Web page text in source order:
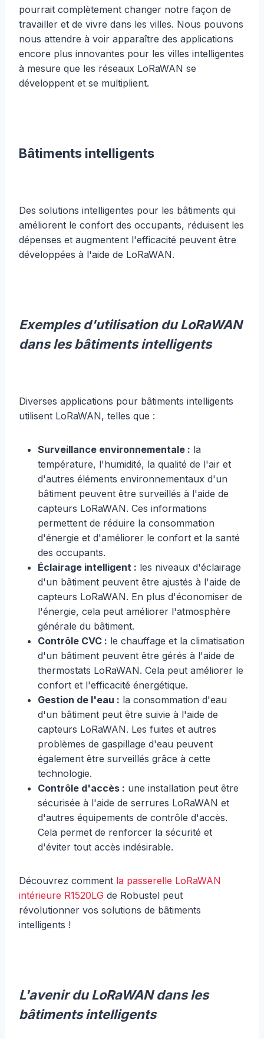
pourrait complètement changer notre façon de
travailler et de vivre dans les villes. Nous pouvons
nous attendre à voir apparaître des applications
encore plus innovantes pour les villes intelligentes
à mesure que les réseaux LoRaWAN se
développent et se multiplient.
Bâtiments intelligents
Des solutions intelligentes pour les bâtiments qui
améliorent le confort des occupants, réduisent les
dépenses et augmentent l'efficacité peuvent être
développées à l'aide de LoRaWAN.
Exemples d'utilisation du LoRaWAN
dans les bâtiments intelligents
Diverses applications pour bâtiments intelligents
utilisent LoRaWAN, telles que :
Surveillance environnementale : la
température, l'humidité, la qualité de l'air et
d'autres éléments environnementaux d'un
bâtiment peuvent être surveillés à l'aide de
capteurs LoRaWAN. Ces informations
permettent de réduire la consommation
d'énergie et d'améliorer le confort et la santé
des occupants.
Éclairage intelligent : les niveaux d'éclairage
d'un bâtiment peuvent être ajustés à l'aide de
capteurs LoRaWAN. En plus d'économiser de
l'énergie, cela peut améliorer l'atmosphère
générale du bâtiment.
Contrôle CVC : le chauffage et la climatisation
d'un bâtiment peuvent être gérés à l'aide de
thermostats LoRaWAN. Cela peut améliorer le
confort et l'efficacité énergétique.
Gestion de l'eau : la consommation d'eau
d'un bâtiment peut être suivie à l'aide de
capteurs LoRaWAN. Les fuites et autres
problèmes de gaspillage d'eau peuvent
également être surveillés grâce à cette
technologie.
Contrôle d'accès : une installation peut être
sécurisée à l'aide de serrures LoRaWAN et
d'autres équipements de contrôle d'accès.
Cela permet de renforcer la sécurité et
d'éviter tout accès indésirable.
Découvrez comment la passerelle LoRaWAN
intérieure R1520LG de Robustel peut
révolutionner vos solutions de bâtiments
intelligents !
L'avenir du LoRaWAN dans les
bâtiments intelligents